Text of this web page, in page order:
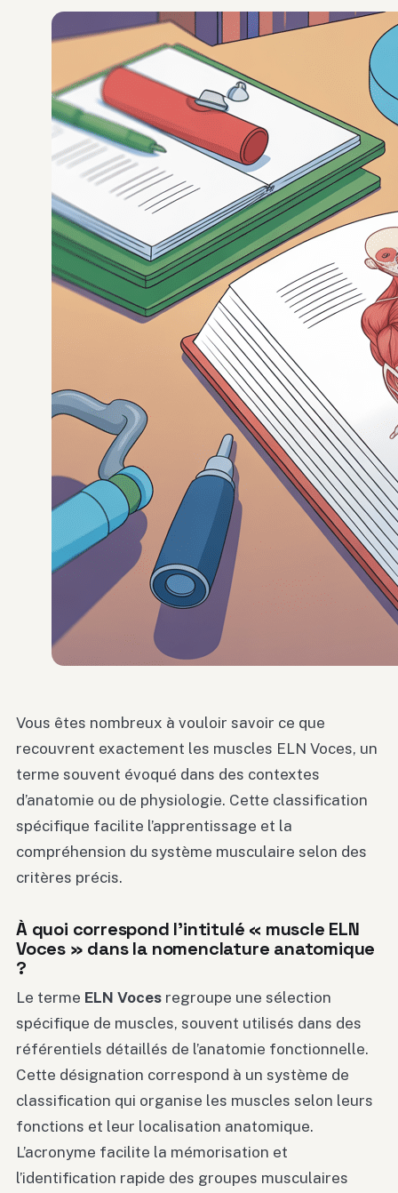
Vous êtes nombreux à vouloir savoir ce que
recouvrent exactement les muscles ELN Voces, un
terme souvent évoqué dans des contextes
d’anatomie ou de physiologie. Cette classification
spécifique facilite l’apprentissage et la
compréhension du système musculaire selon des
critères précis.
À quoi correspond l’intitulé « muscle ELN
Voces » dans la nomenclature anatomique
?
Le terme ELN Voces regroupe une sélection
spécifique de muscles, souvent utilisés dans des
référentiels détaillés de l’anatomie fonctionnelle.
Cette désignation correspond à un système de
classification qui organise les muscles selon leurs
fonctions et leur localisation anatomique.
L’acronyme facilite la mémorisation et
l’identification rapide des groupes musculaires